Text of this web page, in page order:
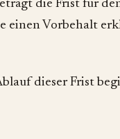
die Frist für
einen Vorbehalt
dieser Frist